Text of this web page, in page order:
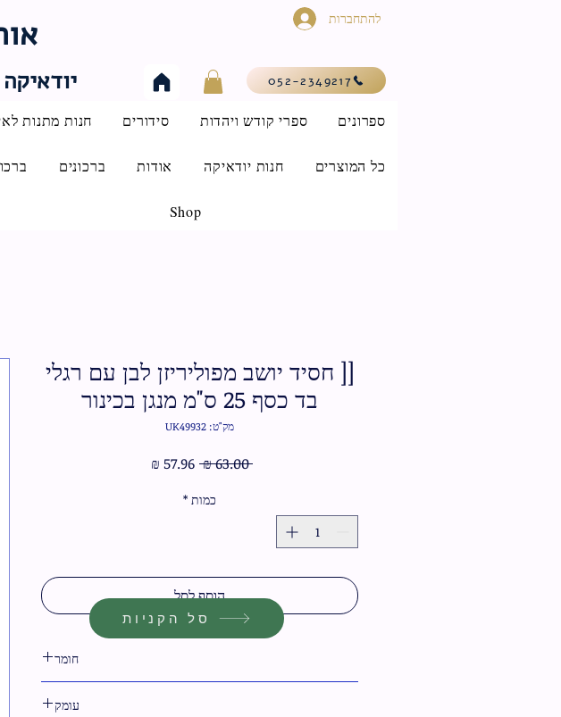
להתחברות
052-2349217
חנות מתנות סידורים ספרי קודש ויהדות ספרונים
ברכונים אודות חנות יודאיקה כל המוצרים
Shop
[[ חסיד יושב מפוליריזן לבן עם רגלי
בד כסף 25 ס"מ מנגן בכינור
מק"ט: UK49932
‏63.00 ‏₪
מחיר
כמות *
הוסף לסל
חומר
עומק
סל הקניות